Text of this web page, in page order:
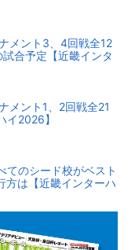
メント3、4回戦全12
合予定【近畿インタ
メント1、2回戦全21
イ2026】
てのシード校がベスト
方は【近畿インターハ